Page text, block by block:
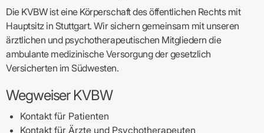
Die KVBW ist eine Körperschaft des öffentlichen Rechts mit
Hauptsitz in Stuttgart. Wir sichern gemeinsam mit unseren
ärztlichen und psychotherapeutischen Mitgliedern die
ambulante medizinische Versorgung der gesetzlich
Versicherten im Südwesten.
Wegweiser KVBW
Kontakt für Patienten
Kontakt für Ärzte und Psychotherapeuten